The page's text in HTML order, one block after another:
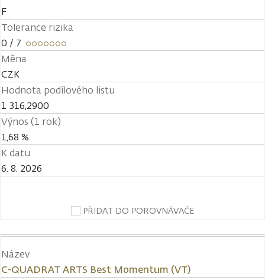
F
Tolerance rizika
0 / 7
Měna
CZK
Hodnota podílového listu
1 316,2900
Výnos (1 rok)
1,68 %
K datu
6. 8. 2026
PŘIDAT DO POROVNÁVAČE
Název
C-QUADRAT ARTS Best Momentum (VT)